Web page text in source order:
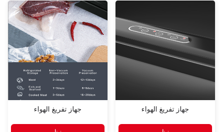
جهاز تفريغ الهواء جهاز تفريغ الهواء